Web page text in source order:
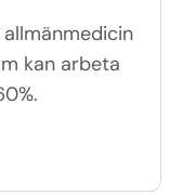
kan arbeta